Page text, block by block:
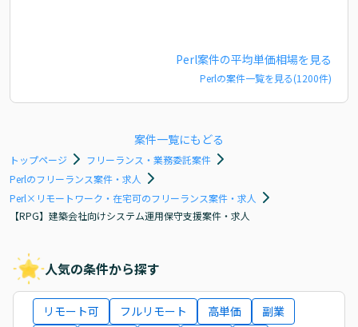
Perl案件の平均単価相場を見る
Perlの案件一覧を見る(1200件)
案件一覧にもどる
トップページ
フリーランス・業務委託案件
Perlのフリーランス案件・求人
Perl×リモートワーク・在宅可のフリーランス案件・求人
【RPG】建築会社向けシステム運用保守支援案件・求人
人気の条件から探す
リモート可 フルリモート 高単価
副業